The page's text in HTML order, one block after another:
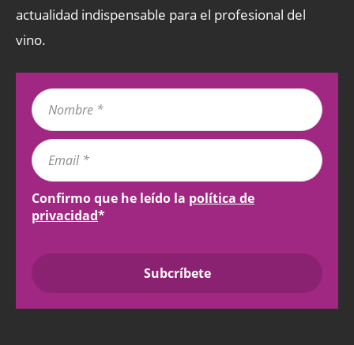
actualidad indispensable para el profesional del
vino.
Confirmo que he leído la política de
privacidad*